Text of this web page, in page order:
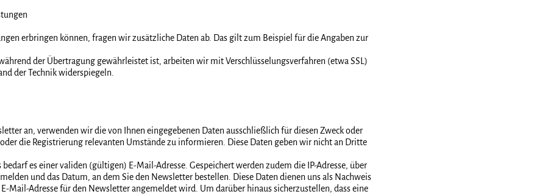
erbringen können, fragen wir zusätzliche Daten ab. Das gilt zum Beispiel für die Angaben zur
der Übertragung gewährleistet ist, arbeiten wir mit Verschlüsselungsverfahren (etwa SSL)
der Technik widerspiegeln.
an, verwenden wir die von Ihnen eingegebenen Daten ausschließlich für diesen Zweck oder
die Registrierung relevanten Umstände zu informieren. Diese Daten geben wir nicht an Dritte
es einer validen (gültigen) E-Mail-Adresse. Gespeichert werden zudem die IP-Adresse, über
und das Datum, an dem Sie den Newsletter bestellen. Diese Daten dienen uns als Nachweis
Mail-Adresse für den Newsletter angemeldet wird. Um darüber hinaus sicherzustellen, dass eine